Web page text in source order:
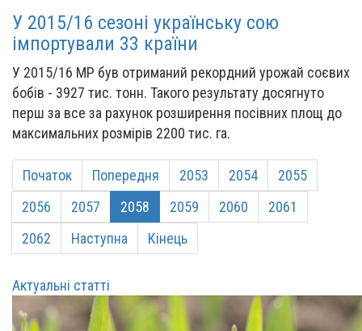
У 2015/16 сезоні українську сою
імпортували 33 країни
У 2015/16 МР був отриманий рекордний урожай соєвих
бобів - 3927 тис. тонн. Такого результату досягнуто
перш за все за рахунок розширення посівних площ до
максимальних розмірів 2200 тис. га.
Початок Попередня 2053 2054
2055
2056
2057 2058 2059 2060
2061
2062
Наступна Кінець
Актуальні статті